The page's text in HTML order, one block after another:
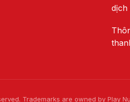
dịch
Trademarks are owned by Play